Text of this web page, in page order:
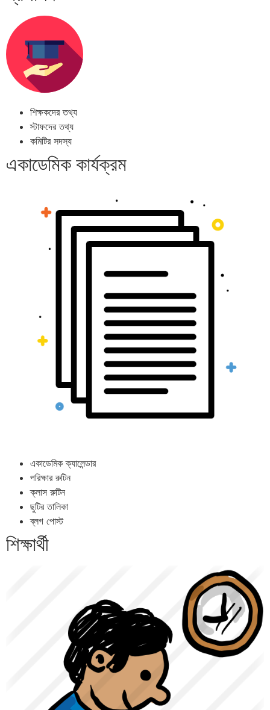
শিক্ষকদের তথ্য
স্টাফদের তথ্য
কমিটির সদস্য
একাডেমিক কার্যক্রম
একাডেমিক ক্যালেন্ডার
পরিক্ষার রুটিন
ক্লাস রুটিন
ছুটির তালিকা
ব্লগ পোস্ট
শিক্ষার্থী